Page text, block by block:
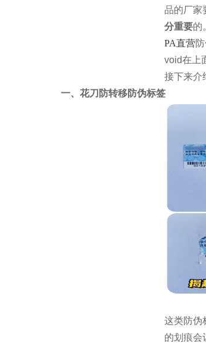
品的厂家
分重要的
PA直营
在上
void
接下来介
一、花刀防转移防伪标签
这类防伪
的划痕会